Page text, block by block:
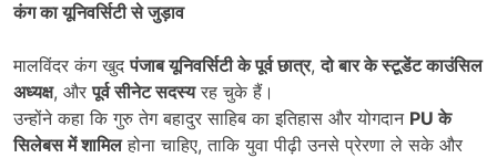
कंग का यूनिवर्सिटी से जुड़ाव
मालविंदर कंग खुदपंजाब यूनिवर्सिटी के पूर्व छात्र,दो बार के स्टूडेंट काउंसिल
अध्यक्ष, औरपूर्व सीनेट सदस्यरह चुके हैं।
उन्होंने कहा कि गुरु तेग बहादुर साहिब का इतिहास और योगदान PUके
सिलेबस में शामिलहोना चाहिए, ताकि युवा पीढ़ी उनसे प्रेरणा ले सके और